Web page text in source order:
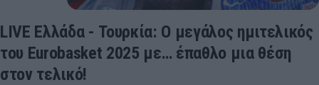
LIVE Ελλάδα - Τουρκία: Ο μεγάλος ημιτελικός
του Eurobasket 2025 με… έπαθλο μια θέση
στον τελικό!